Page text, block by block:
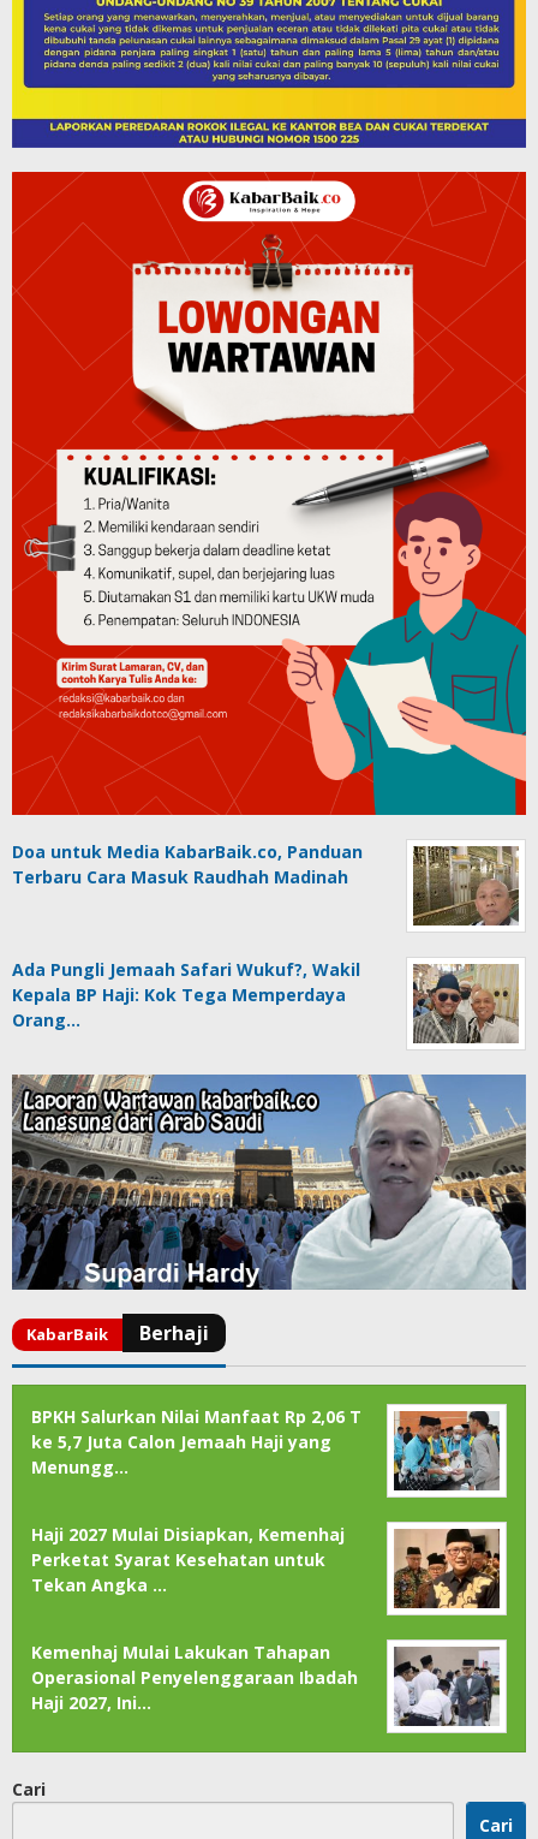
Doa untuk Media KabarBaik.co, Panduan
Terbaru Cara Masuk Raudhah Madinah
Ada Pungli Jemaah Safari Wukuf?, Wakil
Kepala BP Haji: Kok Tega Memperdaya
Orang…
BPKH Salurkan Nilai Manfaat Rp 2,06 T
ke 5,7 Juta Calon Jemaah Haji yang
Menungg…
Haji 2027 Mulai Disiapkan, Kemenhaj
Perketat Syarat Kesehatan untuk
Tekan Angka …
Kemenhaj Mulai Lakukan Tahapan
Operasional Penyelenggaraan Ibadah
Haji 2027, Ini…
Cari
Cari